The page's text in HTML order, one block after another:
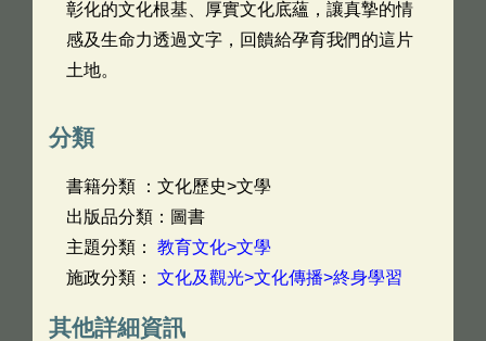
彰化的文化根基、厚實文化底蘊，讓真摯的情
感及生命力透過文字，回饋給孕育我們的這片
土地。
分類
書籍分類 ：文化歷史>文學
出版品分類：圖書
主題分類： 教育文化>文學
施政分類： 文化及觀光>文化傳播>終身學習
其他詳細資訊